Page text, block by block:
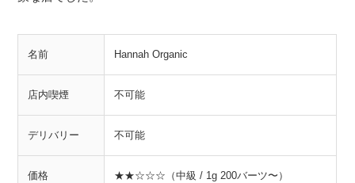
名前 Hannah Organic
店内喫煙 不可能
デリバリー 不可能
価格 ★★☆☆☆（中級 / 1g 200バーツ〜）